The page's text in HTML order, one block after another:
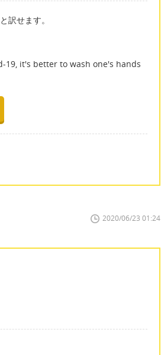
せます。
it's better to wash one's hands
2020/06/23 01:24